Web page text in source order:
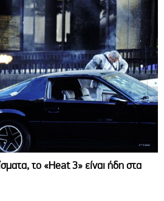
το «Heat 3» είναι ήδη στα